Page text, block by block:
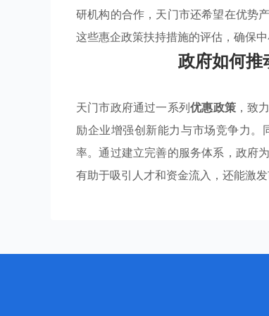
研机构的合作，天门市还希望在优势
这些惠企政策扶持措施的评估，确保
政府如何推
天门市政府通过一系列优惠政策，致
励企业增强创新能力与市场竞争力
率。通过建立完善的服务体系，政府
有助于吸引人才和资金流入，还能激